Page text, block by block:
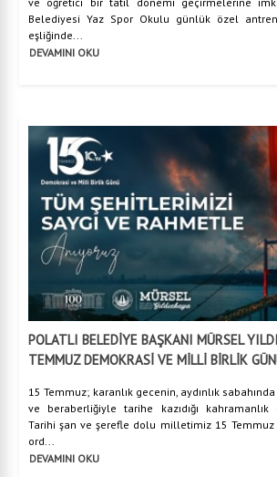
Belediyesi Yaz Spor Okulu günlük özel
eşliğinde...
DEVAMINI OKU
POLATLI BELEDİYE BAŞKANI MÜRSEL
TEMMUZ DEMOKRASİ VE MİLLİ BİRLİK
15 Temmuz; karanlık gecenin, aydınlık
ve beraberliğiyle tarihe kazıdığı kahramanlık
Tarihi şan ve şerefle dolu milletimiz 15 Temmuz
ord...
DEVAMINI OKU